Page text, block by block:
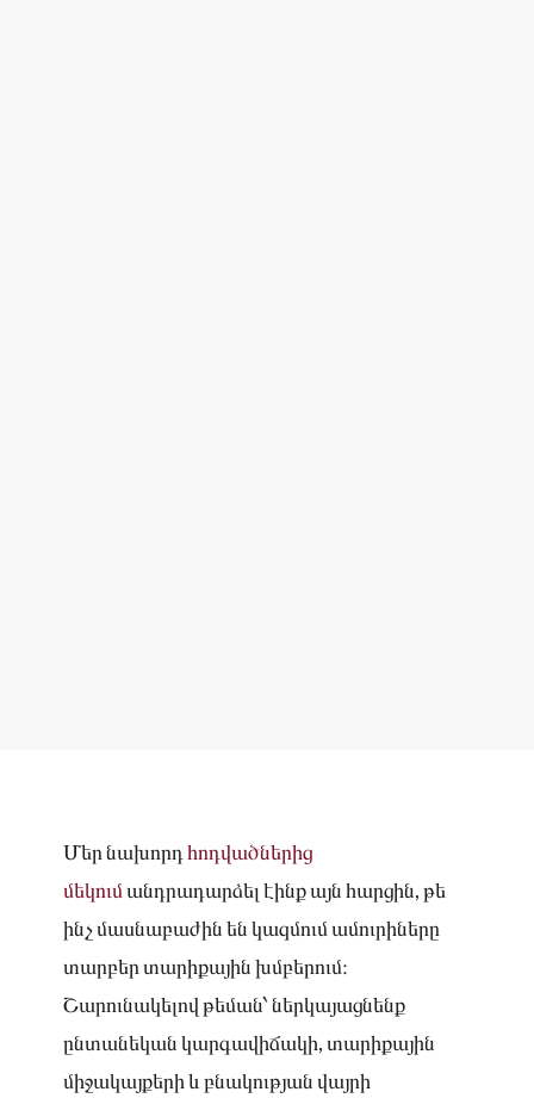
Մեր նախորդ հոդվածներից
մեկումանդրադարձել էինք այն հարցին, թե
ինչ մասնաբաժին են կազմում ամուրիները
տարբեր տարիքային խմբերում։
Շարունակելով թեման՝ ներկայացնենք
ընտանեկան կարգավիճակի, տարիքային
միջակայքերի և բնակության վայրի